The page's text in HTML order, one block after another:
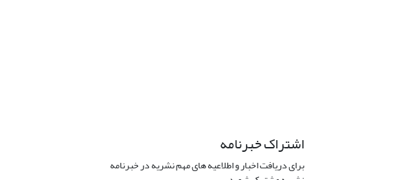
اشتراک خبرنامه
برای دریافت اخبار و اطلاعیه های مهم نشریه در خبرنامه